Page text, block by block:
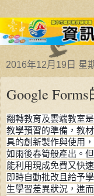
2016年12月19日 星
Google
翻轉教育及雲端教室
教學預習的準備，教
具的創新製作與使用
如雨後春筍般產出。
能利用現成免費又快
即時自動批改且給予
生學習差異狀況 ，進